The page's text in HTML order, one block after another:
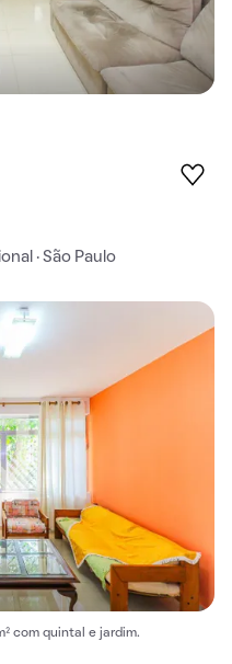
· São Paulo
com quintal e jardim.